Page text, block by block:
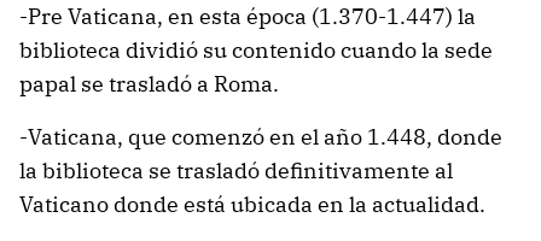
-Pre Vaticana, en esta época (1.370-1.447) la
biblioteca dividió su contenido cuando la sede
papal se trasladó a Roma.
-Vaticana, que comenzó en el año 1.448, donde
la biblioteca se trasladó definitivamente al
Vaticano donde está ubicada en la actualidad.